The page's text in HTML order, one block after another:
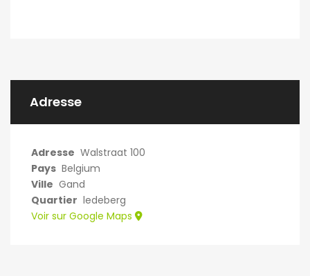
Adresse
Adresse Walstraat 100
Pays Belgium
Ville Gand
Quartier ledeberg
Voir sur Google Maps